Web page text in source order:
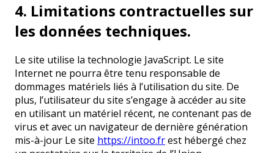
4. Limitations contractuelles sur
les données techniques.
Le site utilise la technologie JavaScript. Le site
Internet ne pourra être tenu responsable de
dommages matériels liés à l’utilisation du site. De
plus, l’utilisateur du site s’engage à accéder au site
en utilisant un matériel récent, ne contenant pas de
virus et avec un navigateur de dernière génération
mis-à-jour Le site https://intoo.frest hébergé chez